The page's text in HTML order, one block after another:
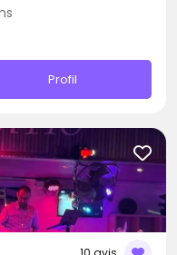
Profil